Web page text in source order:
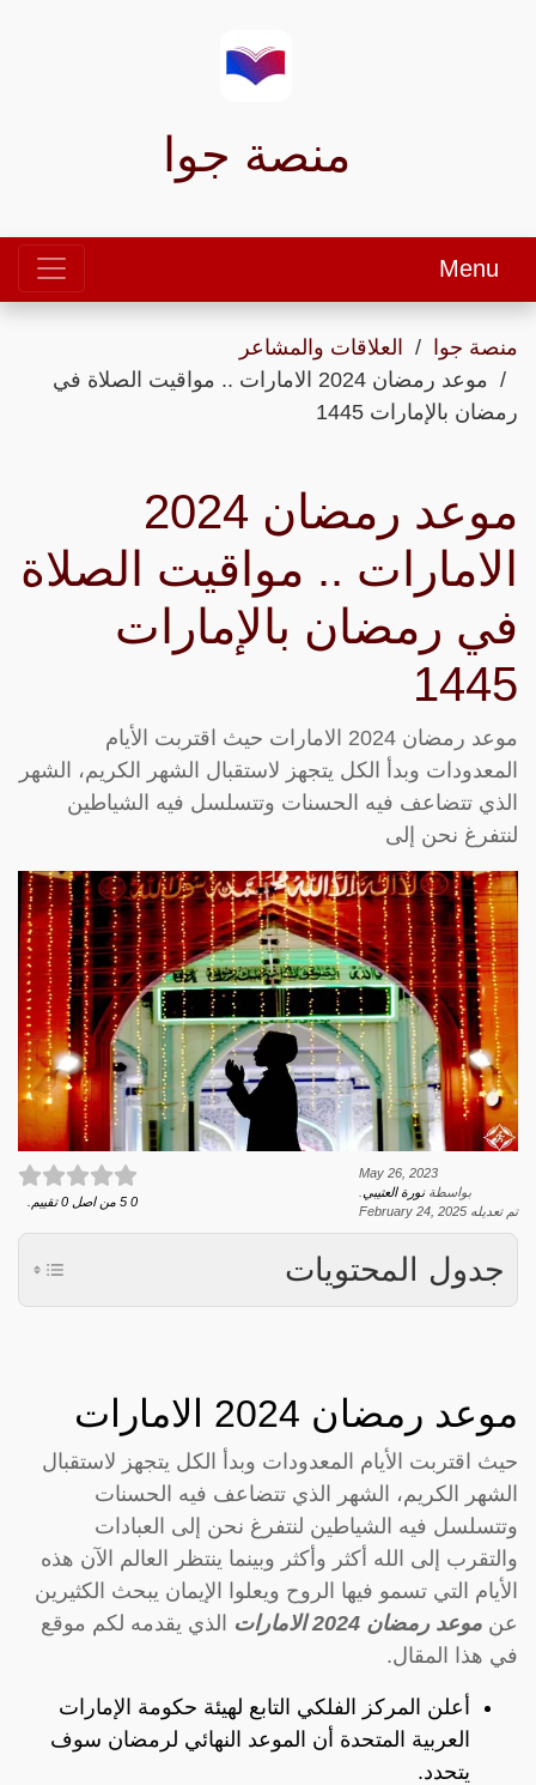
منصة جوا
Menu
منصة جوا
العلاقات والمشاعر
موعد رمضان 2024 الامارات .. مواقيت الصلاة في
رمضان بالإمارات 1445
موعد رمضان 2024
الامارات .. مواقيت الصلاة
في رمضان بالإمارات
1445
موعد رمضان 2024 الامارات حيث اقتربت الأيام
المعدودات وبدأ الكل يتجهز لاستقبال الشهر الكريم، الشهر
الذي تتضاعف فيه الحسنات وتتسلسل فيه الشياطين
لنتفرغ نحن إلى
May 26, 2023
بواسطةنورة العتيبي
تم تعديله February 24, 2025
0
5 من اصل 0 تقييم.
جدول المحتويات
موعد رمضان 2024 الامارات
حيث اقتربت الأيام المعدودات وبدأ الكل يتجهز لاستقبال
الشهر الكريم، الشهر الذي تتضاعف فيه الحسنات
وتتسلسل فيه الشياطين لنتفرغ نحن إلى العبادات
والتقرب إلى الله أكثر وأكثر وبينما ينتظر العالم الآن هذه
الأيام التي تسمو فيها الروح ويعلوا الإيمان يبحث الكثيرين
عن موعد رمضان 2024 الامارات
الذي يقدمه لكم موقع
في هذا المقال.
أعلن المركز الفلكي التابع لهيئة حكومة الإمارات
العربية المتحدة أن الموعد النهائي لرمضان سوف
يتحدد.